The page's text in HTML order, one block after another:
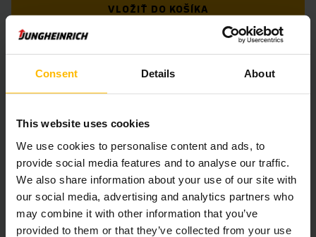
Consent Details About
This website uses cookies
We use cookies to personalise content and ads, to
provide social media features and to analyse our traffic.
We also share information about your use of our site with
our social media, advertising and analytics partners who
may combine it with other information that you’ve
provided to them or that they’ve collected from your use
VLOŽIŤ DO KOŠÍKA
MÁTE OTÁZKY TÝKAJÚCE SA TOHTO
PRODUKTU?
Informácie o výrobku
Nasledujúca časť poskytuje komplexný prehľad technických
špecifikácií a vybavenia vozidla.